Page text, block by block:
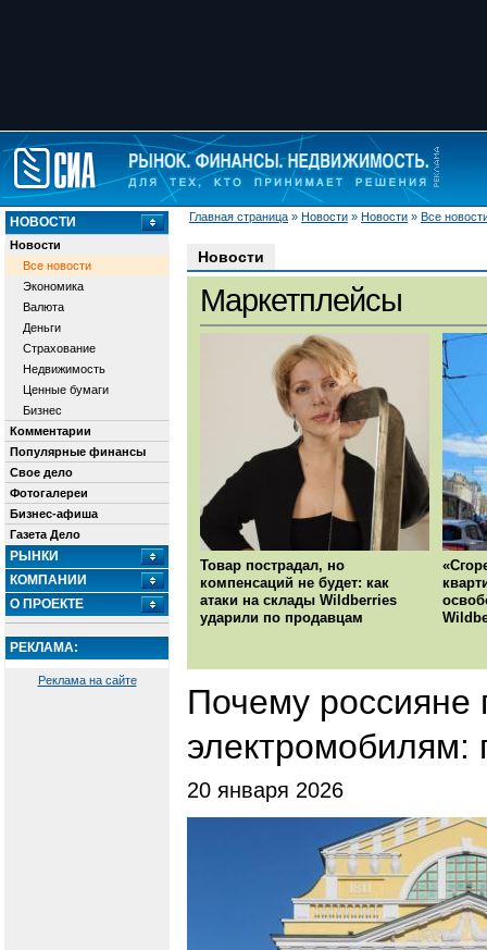
Главная страница » Новости » Новости » Все
НОВОСТИ
Новости
Все новости
Экономика
Валюта
Деньги
Страхование
Недвижимость
Ценные бумаги
Бизнес
Комментарии
Популярные финансы
Свое дело
Фотогалереи
Бизнес-афиша
Газета Дело
РЫНКИ
КОМПАНИИ
О ПРОЕКТЕ
РЕКЛАМА:
Реклама на сайте
Новости
Маркетплейсы
Товар пострадал, но
компенсаций не будет: как
атаки на склады Wildberries
ударили по продавцам
Почему россияне
электромобилям:
20 января 2026